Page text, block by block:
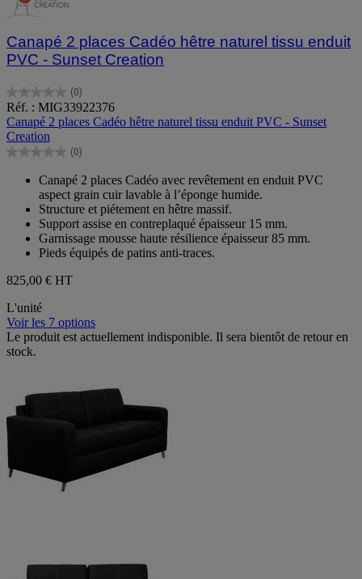
Canapé 2 places Cadéo hêtre naturel tissu enduit
PVC - Sunset Creation
(0)
0.0
sur
5
étoiles.
Réf. : MIG33922376
Canapé 2 places Cadéo hêtre naturel tissu enduit PVC - Sunset
Creation
(0)
0.0
étoiles.
Canapé 2 places Cadéo avec revêtement en enduit PVC
aspect grain cuir lavable à l’éponge humide.
Structure et piétement en hêtre massif.
Support assise en contreplaqué épaisseur 15 mm.
Garnissage mousse haute résilience épaisseur 85 mm.
Pieds équipés de patins anti-traces.
825,00 € HT
L'unité
Voir les 7 options
Le produit est actuellement indisponible. Il sera bientôt de retour en
stock.